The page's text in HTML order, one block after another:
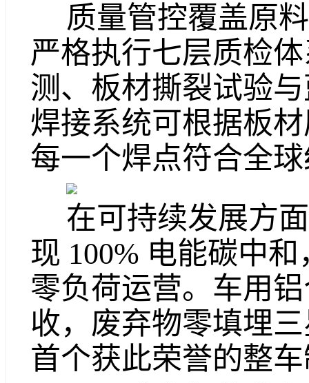
质量管控覆盖原
严格执行七层质检
测、板材撕裂试验
焊接系统可根据板
每一个焊点符合全
在可持续发展方
现 100% 电能碳中
零负荷运营。车用
收，废弃物零填埋
首个获此荣誉的整